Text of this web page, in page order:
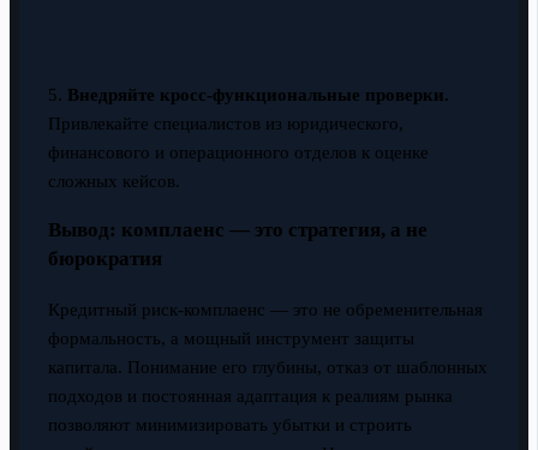
5. Внедряйте кросс-функциональные проверки.
Привлекайте специалистов из юридического,
финансового и операционного отделов к оценке
сложных кейсов.
Вывод: комплаенс — это стратегия, а не
бюрократия
Кредитный риск-комплаенс — это не обременительная
формальность, а мощный инструмент защиты
капитала. Понимание его глубины, отказ от шаблонных
подходов и постоянная адаптация к реалиям рынка
позволяют минимизировать убытки и строить